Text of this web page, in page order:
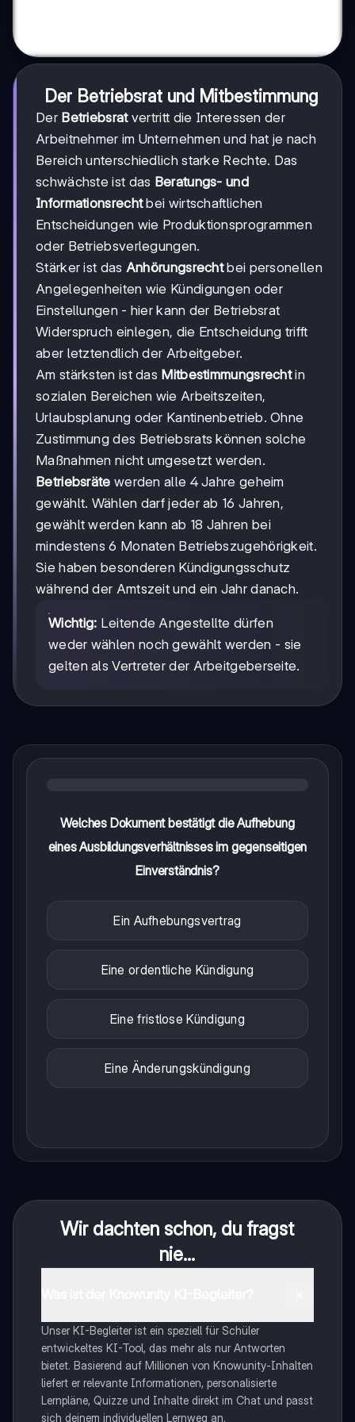
Der Betriebsrat und Mitbestimmung
Der Betriebsratvertritt die Interessen der
Arbeitnehmer im Unternehmen und hat je nach
Bereich unterschiedlich starke Rechte. Das
schwächste ist das Beratungs- und
Informationsrechtbei wirtschaftlichen
Entscheidungen wie Produktionsprogrammen
oder Betriebsverlegungen.
Stärker ist das Anhörungsrechtbei personellen
Angelegenheiten wie Kündigungen oder
Einstellungen - hier kann der Betriebsrat
Widerspruch einlegen, die Entscheidung trifft
aber letztendlich der Arbeitgeber.
Am stärksten ist das Mitbestimmungsrechtin
sozialen Bereichen wie Arbeitszeiten,
Urlaubsplanung oder Kantinenbetrieb. Ohne
Zustimmung des Betriebsrats können solche
Maßnahmen nicht umgesetzt werden.
Betriebsräte werden alle 4 Jahre geheim
gewählt. Wählen darf jeder ab 16 Jahren,
gewählt werden kann ab 18 Jahren bei
mindestens 6 Monaten Betriebszugehörigkeit.
Sie haben besonderen Kündigungsschutz
während der Amtszeit und ein Jahr danach.
Wichtig: Leitende Angestellte dürfen
weder wählen noch gewählt werden - sie
gelten als Vertreter der Arbeitgeberseite.
Welches Dokument bestätigt die Aufhebung
eines Ausbildungsverhältnisses im gegenseitigen
Einverständnis?
Ein Aufhebungsvertrag
Eine ordentliche Kündigung
Eine fristlose Kündigung
Eine Änderungskündigung
Wir dachten schon, du fragst
nie...
Unser KI-Begleiter ist ein speziell für Schüler
entwickeltes KI-Tool, das mehr als nur Antworten
bietet. Basierend auf Millionen von Knowunity-Inhalten
liefert er relevante Informationen, personalisierte
Lernpläne, Quizze und Inhalte direkt im Chat und passt
sich deinem individuellen Lernweg an.